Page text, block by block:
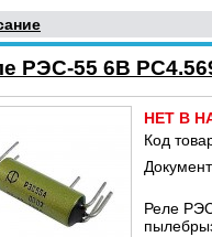
РЭС-55 6В
НЕТ В
Код
Реле